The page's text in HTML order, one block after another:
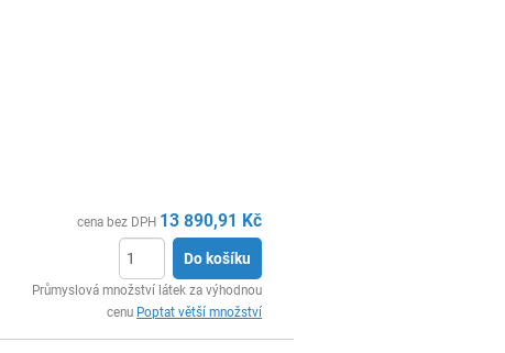
cena bez DPH 13 890,91 Kč
Do košíku
Průmyslová množství látek za výhodnou
cenu Poptat větší množství